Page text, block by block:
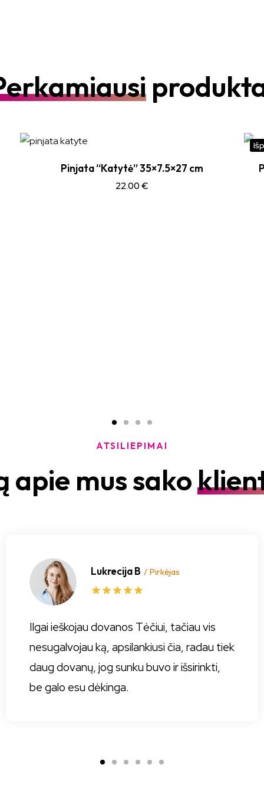
Pinjata “Katytė” 35×7.5×27 cm
22.00€
ATSILIEPIMAI
apie mus sako
Lukrecija B / Pirkėjas
Ilgai ieškojau dovanos Tėčiui, tačiau vis
nesugalvojau ką, apsilankiusi čia, radau tiek
daug dovanų, jog sunku buvo ir išsirinkti,
be galo esu dėkinga.